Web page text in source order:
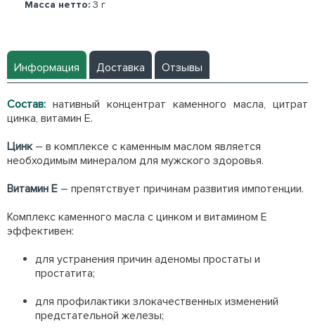
Масса нетто: 3 г
Информация Доставка Отзывы
Состав: нативный концентрат каменного масла, цитрат
цинка, витамин Е.
Цинк– в комплексе с каменным маслом является
необходимым минералом для мужского здоровья.
Витамин Е – препятствует причинам развития импотенции.
Комплекс каменного масла с цинком и витамином Е
эффективен:
для устранения причин аденомы простаты и
простатита;
для профилактики злокачественных изменений
предстательной железы;